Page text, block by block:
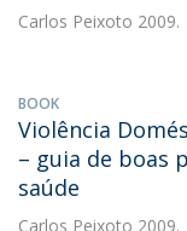
Carlos Peixoto 2009.
BOOK
Violência
– guia de boas
saúde
Carlos Peixoto 2009.